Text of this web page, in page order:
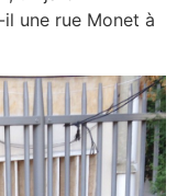
une rue Monet à